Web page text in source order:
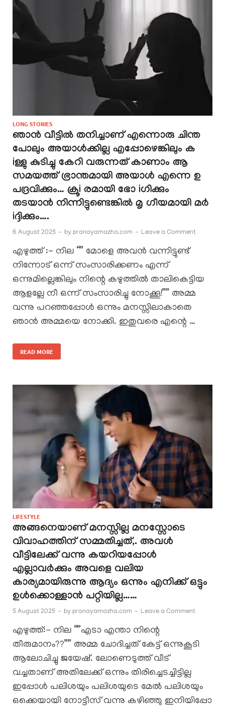
LONG STORIES
ഞാൻ വീട്ടിൽ തനിച്ചാണ് എന്നൊരു ചിന്ത
പോലും അയാൾക്കില്ല എപ്പോഴെങ്കിലും ക
iള്ളു കുടിച്ചു കേറി വരുന്നത് കാണാം ആ
സമയത്ത് ഭ്രാന്തമായി അയാൾ എന്നെ ഉ
പദ്രവിക്കും… ക്രൂi രമായി ഭോ iഗിക്കും
തടയാൻ നിന്നിട്ടുണ്ടെങ്കിൽ മൃ ഗീയമായി മർ
iദ്ദിക്കും….
6 August 2025 - by pranayamazha.com - Leave a Comment
എഴുത്ത് :- നില “” മോളെ അവൻ വന്നിട്ടുണ്ട്
നിന്നോട് ഒന്ന് സംസാരിക്കണം എന്ന്
ഒന്നുമില്ലെങ്കിലും നിന്റെ കഴുത്തിൽ താലികെട്ടിയ
ആളല്ലേ നീ ഒന്ന് സംസാരിച്ചു നോക്കൂ!”” അമ്മ
വന്നു പറഞ്ഞപ്പോൾ ഒന്നും മനസ്സിലാകാതെ
ഞാൻ അമ്മയെ നോക്കി. ഇതുവരെ എന്റെ …
READ MORE
LIFESTYLE
അങ്ങനെയാണ് മനസ്സില്ല മനസ്സോടെ
വിവാഹത്തിന് സമ്മതിച്ചത്,. അവൾ
വീട്ടിലേക്ക് വന്നു കയറിയപ്പോൾ
എല്ലാവർക്കും അവളെ വലിയ
കാര്യമായിരുന്നു ആദ്യം ഒന്നും എനിക്ക് ഒട്ടും
ഉൾക്കൊള്ളാൻ പറ്റിയില്ല……
5 August 2025 - by pranayamazha.com - Leave a Comment
എഴുത്ത്:- നില “”എടാ എന്താ നിന്റെ
തീരുമാനം??”” അമ്മ ചോദിച്ചത് കേട്ട് ഒന്നുകൂടി
ആലോചിച്ചു ജയേഷ്. ലോണെടുത്ത് വീട്
വച്ചതാണ് അതിലേക്ക് ഒന്നും തിരിച്ചെടച്ചിട്ടില്ല
ഇപ്പോൾ പലിശയും പലിശയുടെ മേൽ പലിശയും
ഒക്കെയായി നോട്ടീസ് വന്നു കഴിഞ്ഞു ഇനിയിപ്പോ